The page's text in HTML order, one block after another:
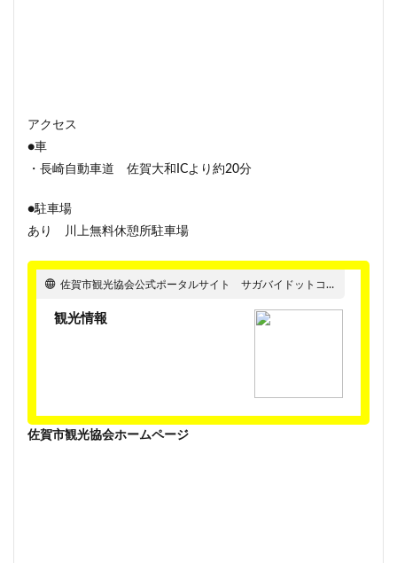
アクセス
●車
・長崎自動車道 佐賀大和ICより約20分
●駐車場
あり 川上無料休憩所駐車場
佐賀市観光協会公式ポータルサイト サガバイドットコム [sagabai.com]
観光情報
佐賀市観光協会ホームページ